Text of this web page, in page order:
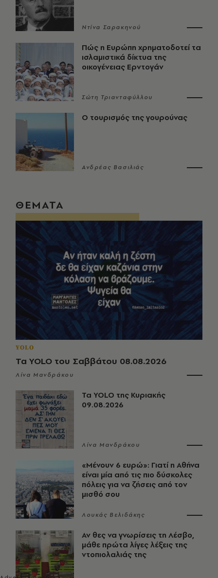
Ντίνα Σαρακηνού
Πώς η Ευρώπη χρηματοδοτεί τα
ισλαμιστικά δίκτυα της
οικογένειας Ερντογάν
Σώτη Τριανταφύλλου
Ο τουρισμός της γουρούνας
Ανδρέας Βασιλιάς
ΘΕΜΑΤΑ
YOLO
Τα YOLO του Σαββάτου 08.08.2026
Λίνα Μανδράκου
Τα YOLO της Κυριακής
09.08.2026
Λίνα Μανδράκου
«Μένουν 6 ευρώ»: Γιατί η Αθήνα
είναι μία από τις πιο δύσκολες
πόλεις για να ζήσεις από τον
μισθό σου
Λουκάς Βελιδάκης
Αν θες να γνωρίσεις τη Λέσβο,
μάθε πρώτα λίγες λέξεις της
ντοπιολαλιάς της